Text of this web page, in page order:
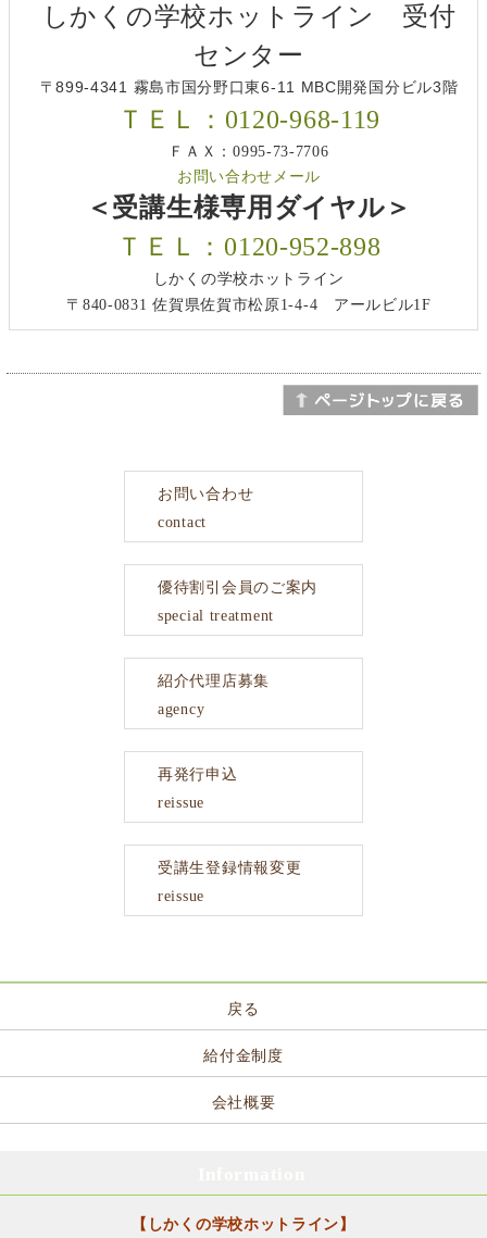
しかくの学校ホットライン 受付
センター
〒899-4341 霧島市国分野口東6-11 MBC開発国分ビル3階
ＴＥＬ：0120-968-119
ＦＡＸ：0995-73-7706
お問い合わせメール
＜受講生様専用ダイヤル＞
ＴＥＬ：0120-952-898
しかくの学校ホットライン
〒840-0831 佐賀県佐賀市松原1-4-4 アールビル1F
お問い合わせ
contact
優待割引会員のご案内
special treatment
紹介代理店募集
agency
再発行申込
reissue
受講生登録情報変更
reissue
戻る
給付金制度
会社概要
【しかくの学校ホットライン】